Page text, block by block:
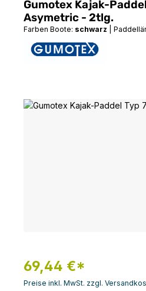
Gumotex Kajak-
Asymetric - 2tlg.
Farben Boote: schwarz
Bildergalerie überspringen
69,44 €*
Preise inkl. MwSt. zzgl.